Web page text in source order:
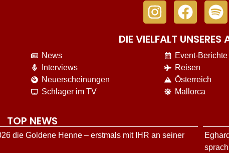
DIE VIELFALT UNSERES
News
Interviews
Neuerscheinungen
Schlager im TV
Event-Berichte
Reisen
Österreich
Mallorca
TOP NEWS
die Goldene Henne – erstmals mit IHR an seiner